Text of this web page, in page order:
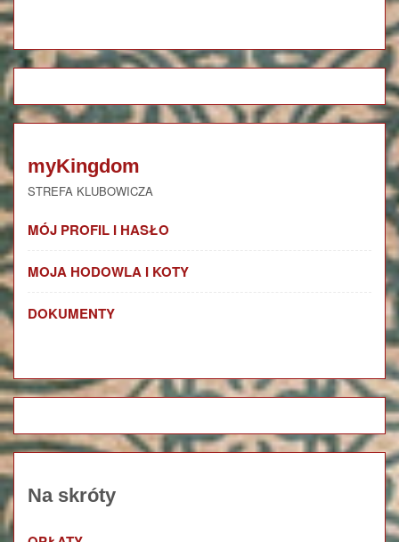
myKingdom
STREFA KLUBOWICZA
MÓJ PROFIL I HASŁO
MOJA HODOWLA I KOTY
DOKUMENTY
Na skróty